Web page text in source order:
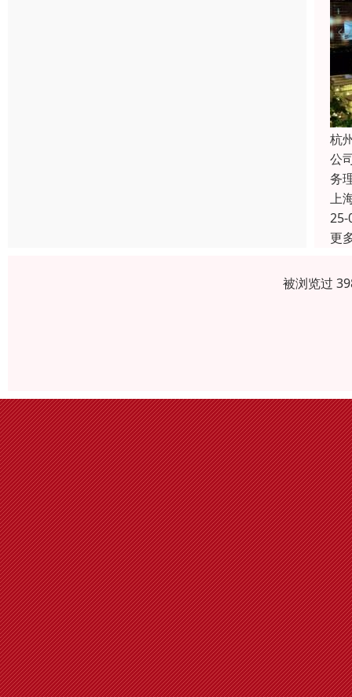
杭
公
务
上
25-
更
被浏览过